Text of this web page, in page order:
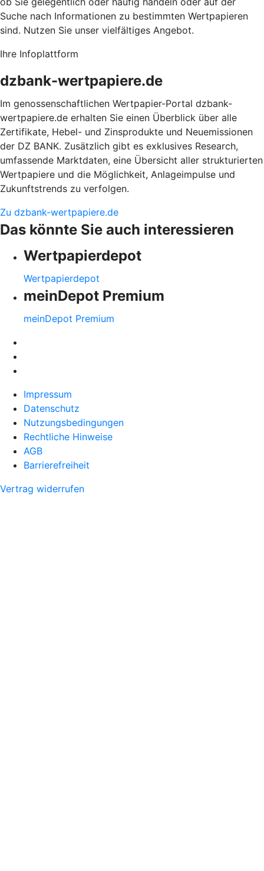
Suche nach Informationen zu bestimmten Wertpapieren
sind. Nutzen Sie unser vielfältiges Angebot.
Ihre Infoplattform
dzbank-wertpapiere.de
Im genossenschaftlichen Wertpapier-Portal dzbank-
wertpapiere.de erhalten Sie einen Überblick über alle
Zertifikate, Hebel- und Zinsprodukte und Neuemissionen
der DZ BANK. Zusätzlich gibt es exklusives Research,
umfassende Marktdaten, eine Übersicht aller strukturierten
Wertpapiere und die Möglichkeit, Anlageimpulse und
Zukunftstrends zu verfolgen.
Zu dzbank-wertpapiere.de
Das könnte Sie auch interessieren
Wertpapierdepot
Wertpapierdepot
meinDepot Premium
meinDepot Premium
Impressum
Datenschutz
Nutzungsbedingungen
Rechtliche Hinweise
AGB
Barrierefreiheit
Vertrag widerrufen